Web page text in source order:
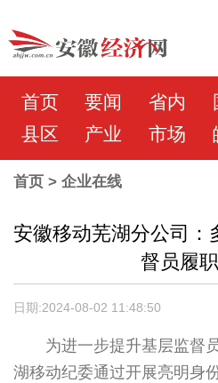
首页 要闻 省内
县区
产业 市场
首页> 企业在线
安徽移动芜湖分公司：
督员履
日期:2024-08-02 11:48:50
为进一步提升基层监督
湖移动纪委通过开展亮明身